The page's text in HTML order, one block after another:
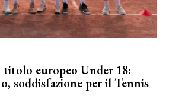
europeo Under 18:
soddisfazione per il Tennis